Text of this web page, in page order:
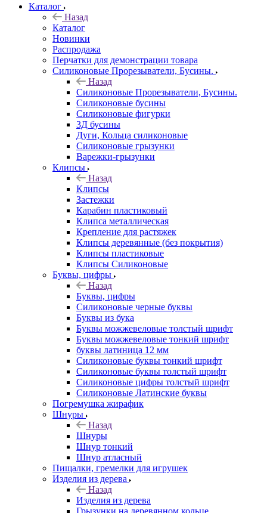
Каталог
Назад
Каталог
Новинки
Распродажа
Перчатки для демонстрации товара
Силиконовые Прорезыватели, Бусины.
Назад
Силиконовые Прорезыватели, Бусины.
Силиконовые бусины
Силиконовые фигурки
3Д бусины
Дуги, Кольца силиконовые
Силиконовые грызунки
Варежки-грызунки
Клипсы
Назад
Клипсы
Застежки
Карабин пластиковый
Клипса металлическая
Крепление для растяжек
Клипсы деревянные (без покрытия)
Клипсы пластиковые
Клипсы Силиконовые
Буквы, цифры
Назад
Буквы, цифры
Силиконовые черные буквы
Буквы из бука
Буквы можжевеловые толстый шрифт
Буквы можжевеловые тонкий шрифт
буквы латиница 12 мм
Силиконовые буквы тонкий шрифт
Силиконовые буквы толстый шрифт
Силиконовые цифры толстый шрифт
Силиконовые Латинские буквы
Погремушка жирафик
Шнуры
Назад
Шнуры
Шнур тонкий
Шнур атласный
Пищалки, гремелки для игрушек
Изделия из дерева
Назад
Изделия из дерева
Грызунки на деревянном кольце